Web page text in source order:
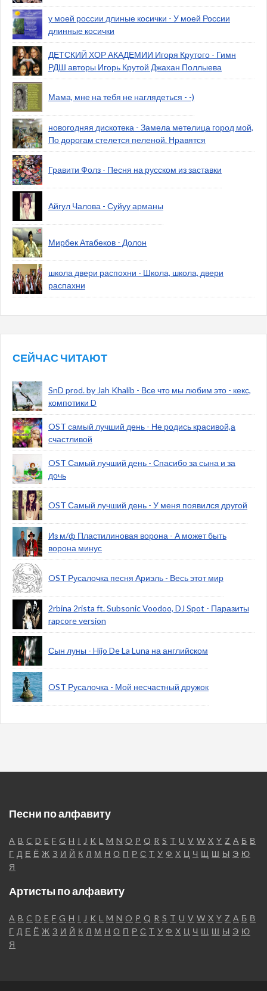
у моей россии длиные косички - У моей России
длинные косички
ДЕТСКИЙ ХОР АКАДЕМИИ Игоря Крутого - Гимн
РДШ авторы Игорь Крутой Джахан Поллыева
Мама, мне на тебя не наглядеться - -)
новогодняя дискотека - Замела метелица город мой,
По дорогам стелется пеленой. Нравятся
Гравити Фолз - Песня на русском из заставки
Айгул Чалова - Суйуу арманы
Мирбек Атабеков - Долон
школа двери распохни - Школа, школа, двери
распахни
СЕЙЧАС ЧИТАЮТ
SnD prod. by Jah Khalib - Все что мы любим это - кекс,
компотики D
OST самый лучший день - Не родись красивой,а
счастливой
OST Самый лучший день - Спасибо за сына и за
дочь
OST Самый лучший день - У меня появился другой
Из м/ф Пластилиновая ворона - А может быть
ворона минус
OST Русалочка песня Ариэль - Весь этот мир
2rbina 2rista ft. Subsonic Voodoo, DJ Spot - Паразиты
rapcore version
Сын луны - Hijo De La Luna на английском
OST Русалочка - Мой несчастный дружок
Песни по алфавиту
A B C D E F G H I J K L M N O P Q R S T U V W X Y Z А Б В
Г Д Е Ё Ж З И Й К Л М Н О П Р С Т У Ф Х Ц Ч Щ Ш Ы Э Ю
Я
Артисты по алфавиту
A B C D E F G H I J K L M N O P Q R S T U V W X Y Z А Б В
Г Д Е Ё Ж З И Й К Л М Н О П Р С Т У Ф Х Ц Ч Щ Ш Ы Э Ю
Я